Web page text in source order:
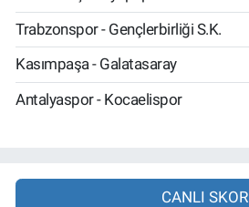
Trabzonspor - Gençlerbirliği S.K.
Kasımpaşa - Galatasaray
Antalyaspor - Kocaelispor
CANLI SKOR